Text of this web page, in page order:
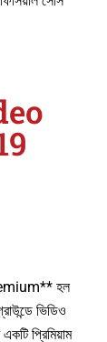
হল
ভিডিও
প্রিমিয়াম